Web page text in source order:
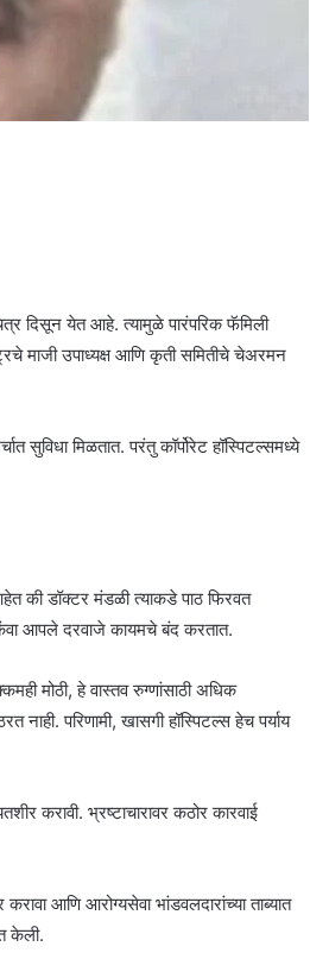
दिसून येत आहे. त्यामुळे पारंपरिक फॅमिली
माजी उपाध्यक्ष आणि कृती समितीचे चेअरमन
सुविधा मिळतात. परंतु कॉर्पोरेट हॉस्पिटल्समध्ये
की डॉक्टर मंडळी त्याकडे पाठ फिरवत
आपले दरवाजे कायमचे बंद करतात.
मोठी, हे वास्तव रुग्णांसाठी अधिक
परिणामी, खासगी हॉस्पिटल्स हेच पर्याय
करावी. भ्रष्टाचारावर कठोर कारवाई
आणि आरोग्यसेवा भांडवलदारांच्या ताब्यात
केली.